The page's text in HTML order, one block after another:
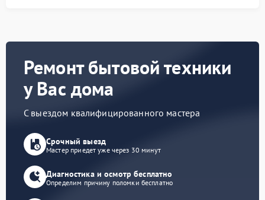
Ремонт бытовой техники
у Вас дома
С выездом квалифицированного мастера
Срочный выезд
Мастер приедет уже через 30 минут
Диагностика и осмотр бесплатно
Определим причину поломки бесплатно